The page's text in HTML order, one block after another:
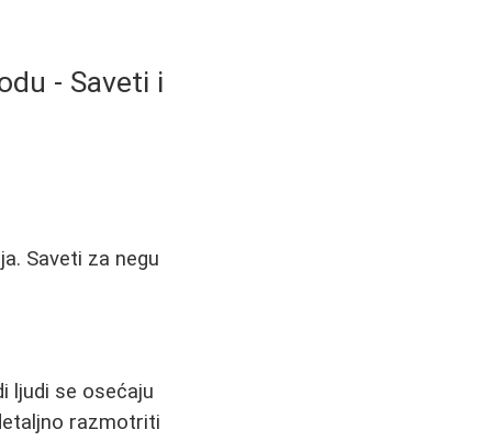
- Saveti i
Saveti za negu
ljudi se osećaju
razmotriti